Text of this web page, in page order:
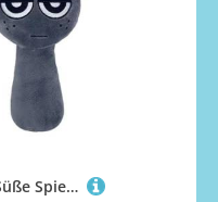
Sprunki Kuscheltier, Süße Spielfigur Stofftier Mini Weich Plüschtier Kissen Plüsch Spielzeug Für Die Partydekoration Zu Hause(2PCS-A)